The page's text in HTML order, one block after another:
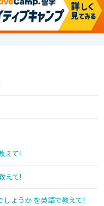
えて!
えて!
しょうか を英語で教えて!